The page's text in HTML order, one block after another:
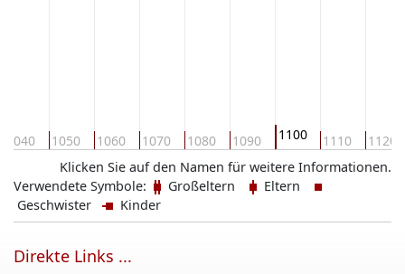
1040 1050 1060 1070 1080 1090 1100 1110 1120
Klicken Sie auf den Namen für weitere Informationen.
Verwendete Symbole:
Großeltern
Eltern
Geschwister
Kinder
Direkte Links ...